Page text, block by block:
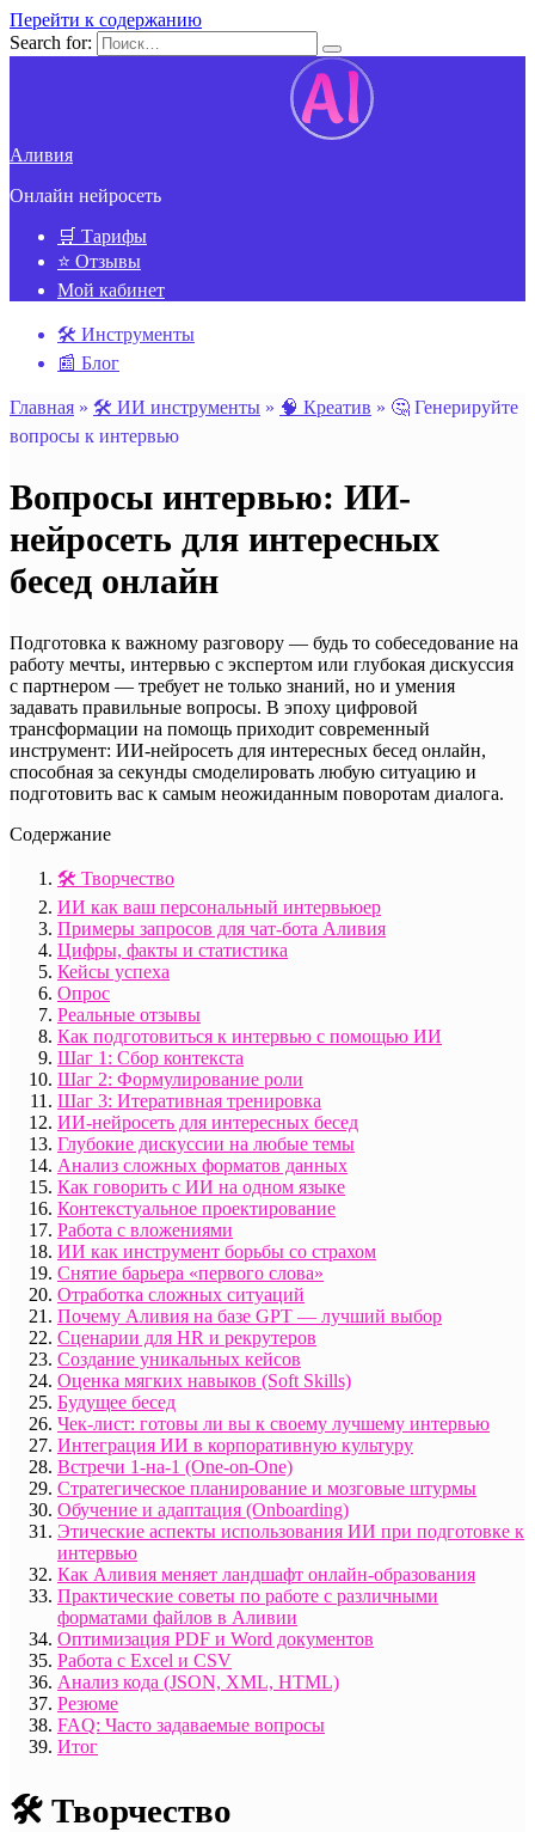
Перейти к содержанию
Search for:
Аливия
Онлайн нейросеть
🛒 Тарифы
⭐ Отзывы
Мой кабинет
🛠️ Инструменты
📰 Блог
Главная » 🛠️ ИИ инструменты » 🧠 Креатив » 🤔 Генерируйте
вопросы к интервью
Вопросы интервью: ИИ-
нейросеть для интересных
бесед онлайн
Подготовка к важному разговору — будь то собеседование на
работу мечты, интервью с экспертом или глубокая дискуссия
с партнером — требует не только знаний, но и умения
задавать правильные вопросы. В эпоху цифровой
трансформации на помощь приходит современный
инструмент: ИИ-нейросеть для интересных бесед онлайн,
способная за секунды смоделировать любую ситуацию и
подготовить вас к самым неожиданным поворотам диалога.
Содержание
🛠️ Творчество
ИИ как ваш персональный интервьюер
Примеры запросов для чат-бота Аливия
Цифры, факты и статистика
Кейсы успеха
Опрос
Реальные отзывы
Как подготовиться к интервью с помощью ИИ
Шаг 1: Сбор контекста
Шаг 2: Формулирование роли
Шаг 3: Итеративная тренировка
ИИ-нейросеть для интересных бесед
Глубокие дискуссии на любые темы
Анализ сложных форматов данных
Как говорить с ИИ на одном языке
Контекстуальное проектирование
Работа с вложениями
ИИ как инструмент борьбы со страхом
Снятие барьера «первого слова»
Отработка сложных ситуаций
Почему Аливия на базе GPT — лучший выбор
Сценарии для HR и рекрутеров
Создание уникальных кейсов
Оценка мягких навыков (Soft Skills)
Будущее бесед
Чек-лист: готовы ли вы к своему лучшему интервью
Интеграция ИИ в корпоративную культуру
Встречи 1-на-1 (One-on-One)
Стратегическое планирование и мозговые штурмы
Обучение и адаптация (Onboarding)
Этические аспекты использования ИИ при подготовке к
интервью
Как Аливия меняет ландшафт онлайн-образования
Практические советы по работе с различными
форматами файлов в Аливии
Оптимизация PDF и Word документов
Работа с Excel и CSV
Анализ кода (JSON, XML, HTML)
Резюме
FAQ: Часто задаваемые вопросы
Итог
🛠️ Творчество